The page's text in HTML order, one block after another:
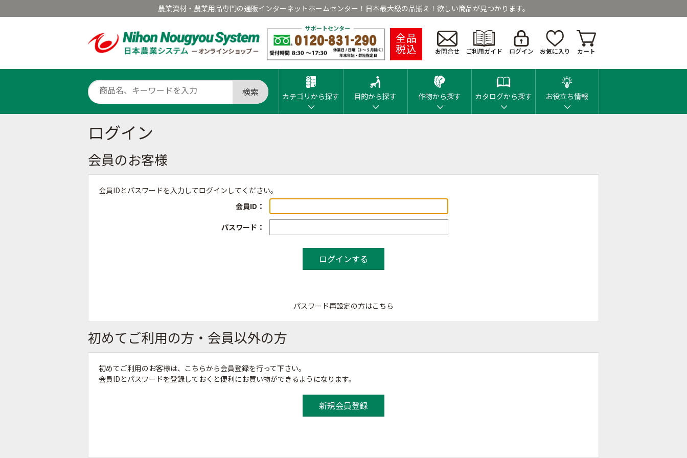
農業資材・農業用品専門の通販インターネットホームセンター！日本最大級の品揃え！欲しい商品が見つかります。
全品
税込 お問合せ ご利用ガイド ログイン お気に入り カート
検索 カテゴリから探す 目的から探す 作物から探す カタログから探す お役立ち情報
ログイン
会員のお客様
会員IDとパスワードを入力してログインしてください。
会員ID：
パスワード：
パスワード再設定の方はこちら
初めてご利用の方・会員以外の方
初めてご利用のお客様は、こちらから会員登録を行って下さい。
会員IDとパスワードを登録しておくと便利にお買い物ができるようになります。